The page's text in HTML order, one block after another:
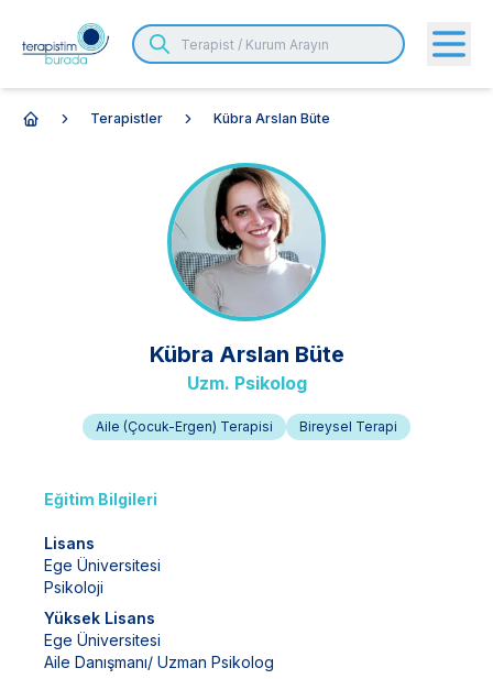
Terapistler Kübra Arslan Büte
Kübra Arslan Büte
Uzm. Psikolog
Aile (Çocuk-Ergen) Terapisi Bireysel Terapi
Eğitim Bilgileri
Lisans
Ege Üniversitesi
Psikoloji
Yüksek Lisans
Ege Üniversitesi
Aile Danışmanı/ Uzman Psikolog